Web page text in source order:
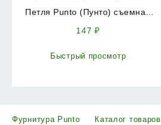
Петля Punto (Пунто) съемная
147₽
Быстрый просмотр
Фурнитура Punto Каталог товаров